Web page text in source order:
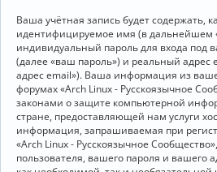
Ваша учётная запись будет содержать,
идентифицируемое имя (в дальнейшем
индивидуальный пароль для входа под
(далее «ваш пароль») и реальный
адрес email»). Ваша информация из
форумах «Arch Linux - Русскоязычное
законами о защите компьютерной
стране, предоставляющей нам услуги
информация, запрашиваемая при
«Arch Linux - Русскоязычное
пользователя, вашего пароля и вашего